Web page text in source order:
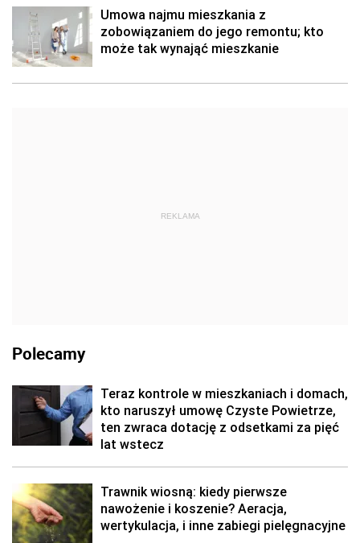
Umowa najmu mieszkania z
zobowiązaniem do jego remontu; kto
może tak wynająć mieszkanie
REKLAMA
Polecamy
Teraz kontrole w mieszkaniach i domach,
kto naruszył umowę Czyste Powietrze,
ten zwraca dotację z odsetkami za pięć
lat wstecz
Trawnik wiosną: kiedy pierwsze
nawożenie i koszenie? Aeracja,
wertykulacja, i inne zabiegi pielęgnacyjne